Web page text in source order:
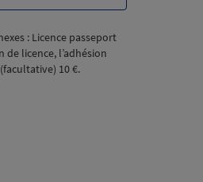
: Licence passeport
de licence, l’adhésion
10€.